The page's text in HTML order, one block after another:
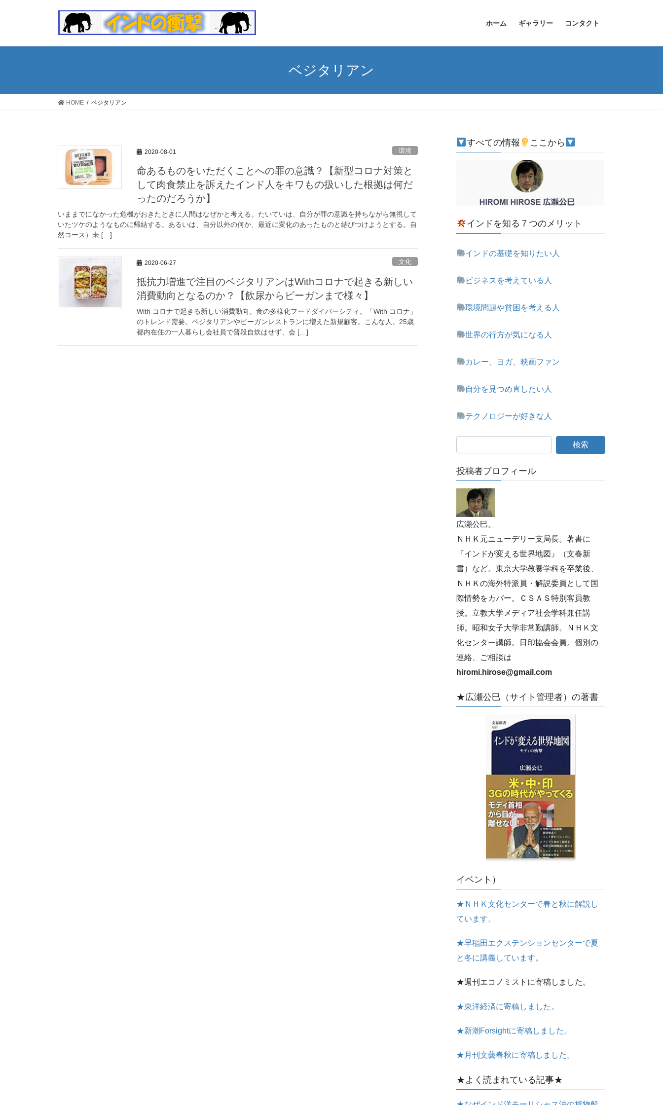
ホーム ギャラリー コンタクト
ベジタリアン
HOME ベジタリアン
2020-08-01 環境
命あるものをいただくことへの罪の意識？【新型コロナ対策と
して肉食禁止を訴えたインド人をキワもの扱いした根拠は何だ
ったのだろうか】
いままでになかった危機がおきたときに人間はなぜかと考える。たいていは、自分が罪の意識を持ちながら無視して
いたツケのようなものに帰結する。あるいは、自分以外の何か、最近に変化のあったものと結びつけようとする。自
然コース）未 […]
2020-06-27 文化
抵抗力増進で注目のベジタリアンはWithコロナで起きる新しい
消費動向となるのか？【飲尿からビーガンまで様々】
With コロナで起きる新しい消費動向。食の多様化フードダイバーシティ。「With コロナ」
のトレンド需要。ベジタリアンやビーガンレストランに増えた新規顧客。こんな人。25歳
都内在住の一人暮らし会社員で普段自炊はせず、会 […]
すべての情報 ここから
インドを知る７つのメリット
インドの基礎を知りたい人
ビジネスを考えている人
環境問題や貧困を考える人
世界の行方が気になる人
カレー、ヨガ、映画ファン
自分を見つめ直したい人
テクノロジーが好きな人
投稿者プロフィール
広瀬公巳。
ＮＨＫ元ニューデリー支局長。著書に
『インドが変える世界地図』（文春新
書）など。東京大学教養学科を卒業後、
ＮＨＫの海外特派員・解説委員として国
際情勢をカバー。ＣＳＡＳ特別客員教
授。立教大学メディア社会学科兼任講
師。昭和女子大学非常勤講師。ＮＨＫ文
化センター講師。日印協会会員。個別の
連絡、ご相談は
hiromi.hirose@gmail.com
★広瀬公巳（サイト管理者）の著書
イベント）
★ＮＨＫ文化センターで春と秋に解説し
ています。
★早稲田エクステンションセンターで夏
と冬に講義しています。
★週刊エコノミストに寄稿しました。
★東洋経済に寄稿しました。
★新潮Forsightに寄稿しました。
★月刊文藝春秋に寄稿しました。
★よく読まれている記事★